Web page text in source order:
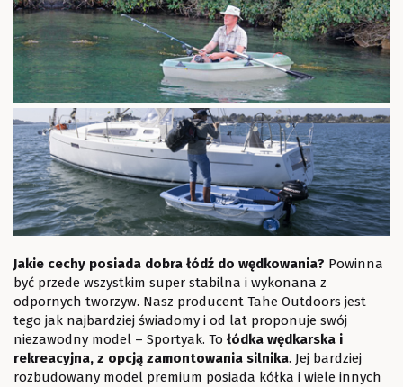
Jakie cechy posiada dobra łódź do wędkowania? Powinna
być przede wszystkim super stabilna i wykonana z
odpornych tworzyw. Nasz producent Tahe Outdoors jest
tego jak najbardziej świadomy i od lat proponuje swój
niezawodny model – Sportyak. To łódka wędkarska i
rekreacyjna, z opcją zamontowania silnika. Jej bardziej
rozbudowany model premium posiada kółka i wiele innych